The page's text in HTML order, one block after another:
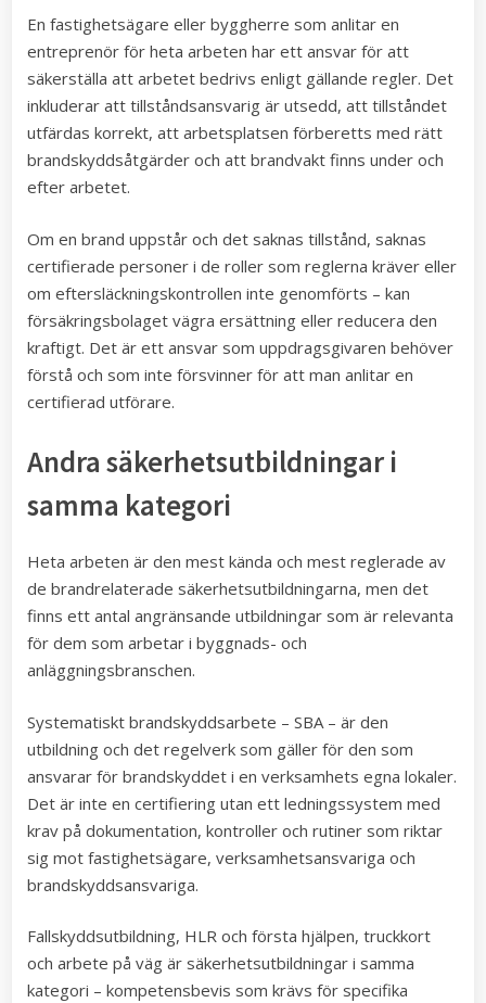
En fastighetsägare eller byggherre som anlitar en
entreprenör för heta arbeten har ett ansvar för att
säkerställa att arbetet bedrivs enligt gällande regler. Det
inkluderar att tillståndsansvarig är utsedd, att tillståndet
utfärdas korrekt, att arbetsplatsen förberetts med rätt
brandskyddsåtgärder och att brandvakt finns under och
efter arbetet.
Om en brand uppstår och det saknas tillstånd, saknas
certifierade personer i de roller som reglerna kräver eller
om eftersläckningskontrollen inte genomförts – kan
försäkringsbolaget vägra ersättning eller reducera den
kraftigt. Det är ett ansvar som uppdragsgivaren behöver
förstå och som inte försvinner för att man anlitar en
certifierad utförare.
Andra säkerhetsutbildningar i
samma kategori
Heta arbeten är den mest kända och mest reglerade av
de brandrelaterade säkerhetsutbildningarna, men det
finns ett antal angränsande utbildningar som är relevanta
för dem som arbetar i byggnads- och
anläggningsbranschen.
Systematiskt brandskyddsarbete – SBA – är den
utbildning och det regelverk som gäller för den som
ansvarar för brandskyddet i en verksamhets egna lokaler.
Det är inte en certifiering utan ett ledningssystem med
krav på dokumentation, kontroller och rutiner som riktar
sig mot fastighetsägare, verksamhetsansvariga och
brandskyddsansvariga.
Fallskyddsutbildning, HLR och första hjälpen, truckkort
och arbete på väg är säkerhetsutbildningar i samma
kategori – kompetensbevis som krävs för specifika